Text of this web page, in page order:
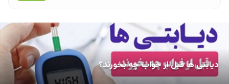
دیابتی ها قبل از خواب چه بخورند؟